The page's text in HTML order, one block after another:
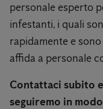
personale esperto
infestanti, i quali
rapidamente e
affida a personale
Contattaci subito
seguiremo in